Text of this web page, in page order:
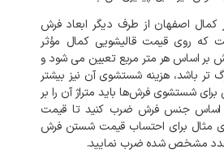
کمال اصفهان از طرف دیگر ابعاد فرش
که روی قیمت قالیشویی کمال مؤثر
اساس هر متر مربع تعیین می شود و
تر باشد، هزینه شستشوی آن نیز بیشتر
شستشوی فرش‌ها باید متراژ آن را بر
اساس جنس فرش ضرب کنید تا قیمت
مثال برای احتساب قیمت شستن فرش